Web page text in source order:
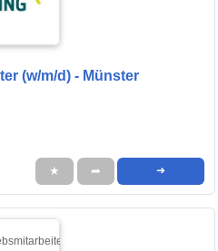
(w/m/d) - Münster
★ ➦ ➜